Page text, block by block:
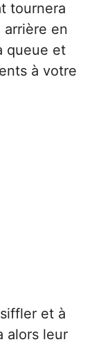
tournera
arrière en
queue et
à votre
et à
alors leur